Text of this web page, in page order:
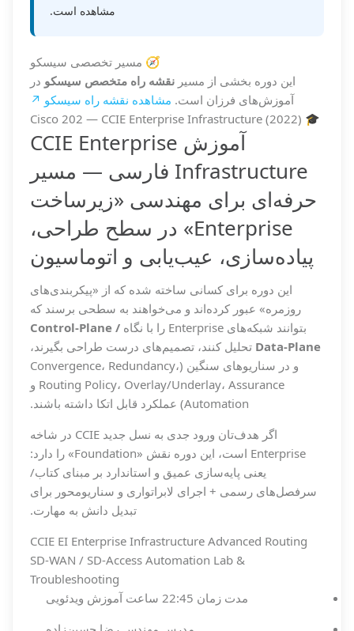
مشاهده است.
🧭 مسیر تخصصی سیسکو
این دوره بخشی از مسیرنقشه راه متخصص سیسکو در
آموزش‌های فرزان است. مشاهده نقشه راه سیسکو ↗
🎓 Cisco 202 — CCIE Enterprise Infrastructure (2022)
آموزش CCIE Enterprise
Infrastructure فارسی — مسیر
حرفه‌ای برای مهندسی «زیرساخت
Enterprise» در سطح طراحی،
پیاده‌سازی، عیب‌یابی و اتوماسیون
این دوره برای کسانی ساخته شده که از «پیکربندی‌های
روزمره» عبور کرده‌اند و می‌خواهند به سطحی برسند که
بتوانند شبکه‌های Enterprise را با نگاه
Control-Plane /
Data-Plane تحلیل کنند، تصمیم‌های درست طراحی بگیرند،
و در سناریوهای سنگین (Convergence، Redundancy،
Routing Policy، Overlay/Underlay، Assurance و
Automation) عملکرد قابل اتکا داشته باشند.
اگر هدف‌تان ورود جدی به نسل جدید CCIE در شاخه
Enterprise است، این دوره نقش «Foundation» را دارد:
یعنی پایه‌سازی عمیق و استاندارد بر مبنای کتاب/
سرفصل‌های رسمی + اجرای لابراتواری و سناریومحور برای
تبدیل دانش به مهارت.
CCIE EI Enterprise Infrastructure Advanced Routing
SD-WAN / SD-Access Automation Lab &
Troubleshooting
مدت زمان 22:45 ساعت آموزش ویدئویی